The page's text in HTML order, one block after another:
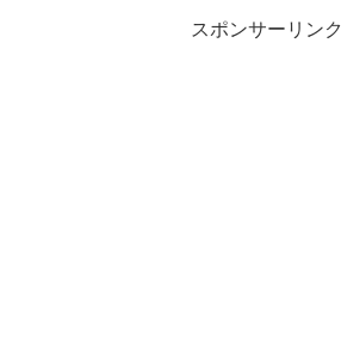
スポンサーリンク